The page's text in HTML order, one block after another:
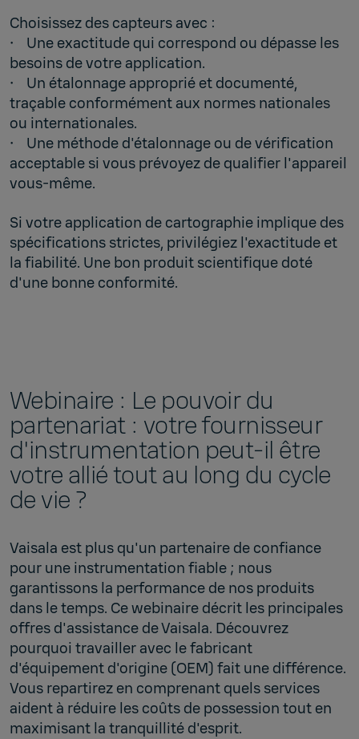
Choisissez des capteurs avec :
• Une exactitude qui correspond ou dépasse les
besoins de votre application.
• Un étalonnage approprié et documenté,
traçable conformément aux normes nationales
ou internationales.
• Une méthode d'étalonnage ou de vérification
acceptable si vous prévoyez de qualifier l'appareil
vous-même.
Si votre application de cartographie implique des
spécifications strictes, privilégiez l'exactitude et
la fiabilité. Une bon produit scientifique doté
d'une bonne conformité.
Webinaire : Le pouvoir du
partenariat : votre fournisseur
d'instrumentation peut-il être
votre allié tout au long du cycle
de vie ?
Vaisala est plus qu'un partenaire de confiance
pour une instrumentation fiable ; nous
garantissons la performance de nos produits
dans le temps. Ce webinaire décrit les principales
offres d'assistance de Vaisala. Découvrez
pourquoi travailler avec le fabricant
d'équipement d'origine (OEM) fait une différence.
Vous repartirez en comprenant quels services
aident à réduire les coûts de possession tout en
maximisant la tranquillité d'esprit.